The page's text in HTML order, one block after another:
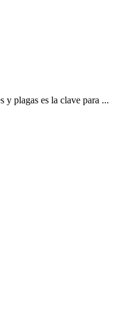
y plagas es la clave para ...